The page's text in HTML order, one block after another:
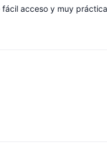
acceso y muy